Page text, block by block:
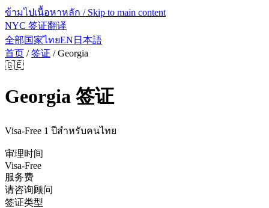
ข้ามไปเนื้อหาหลัก / Skip to main content
NYC 签证翻译
全部国家ไทยEN 日本語
首页 /签证 /Georgia
🇬🇪
Georgia 签证
Visa-Free 1 ปีสำหรับคนไทย
审理时间
Visa-Free
服务费
请咨询顾问
签证类型